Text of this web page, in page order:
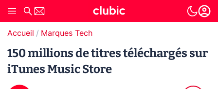
Accueil Marques Tech
150 millions de titres téléchargés sur
iTunes Music Store